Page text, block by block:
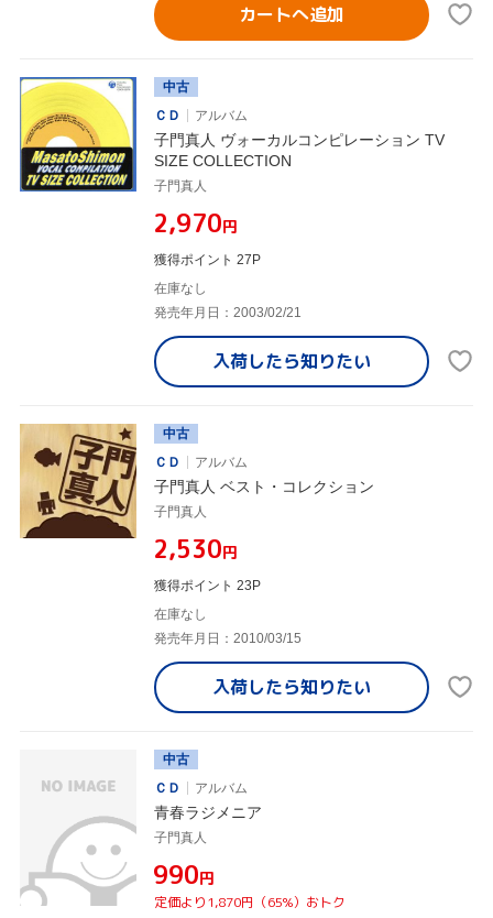
カートへ追加
中古
ＣＤ
アルバム
子門真人 ヴォーカルコンピレーション TV
SIZE COLLECTION
子門真人
¥2,970円
獲得ポイント 27P
在庫なし
発売年月日：2003/02/21
入荷したら知りたい
中古
ＣＤ
アルバム
子門真人 ベスト・コレクション
子門真人
¥2,530円
獲得ポイント 23P
在庫なし
発売年月日：2010/03/15
入荷したら知りたい
中古
ＣＤ
アルバム
青春ラジメニア
子門真人
¥990円
定価より1,870円（65%）おトク